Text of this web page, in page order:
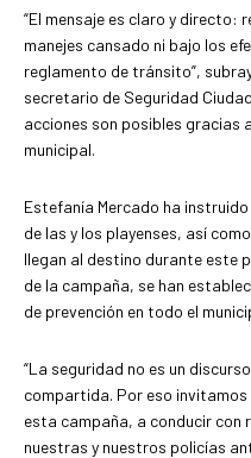
“El mensaje es claro y directo:
manejes cansado ni bajo los
reglamento de tránsito”,
secretario de Seguridad
acciones son posibles gracias
municipal.
Estefanía Mercado ha
de las y los playenses, así
llegan al destino durante este
de la campaña, se han
de prevención en todo el
“La seguridad no es un
compartida. Por eso
esta campaña, a conducir con
nuestras y nuestros policías